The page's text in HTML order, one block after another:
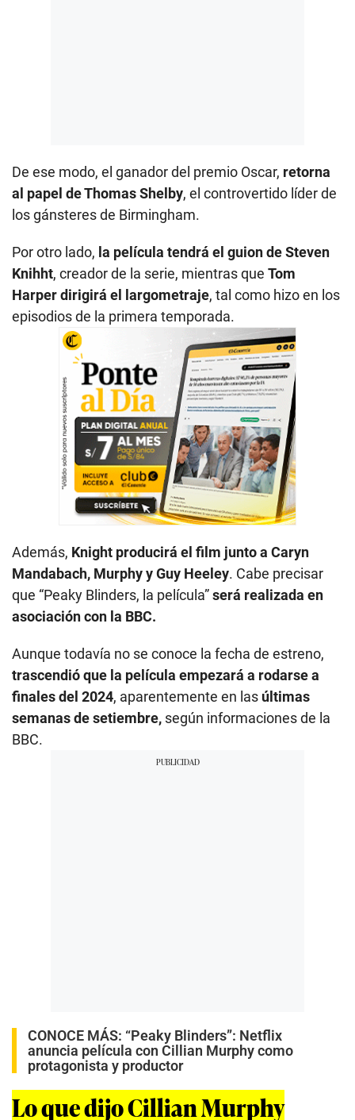
De ese modo, el ganador del premio Oscar, retorna
al papel de Thomas Shelby, el controvertido líder de
los gánsteres de Birmingham.
Por otro lado, la película tendrá el guion de Steven
Knihht, creador de la serie, mientras que Tom
Harper dirigirá el largometraje, tal como hizo en los
episodios de la primera temporada.
Además, Knight producirá el film junto a Caryn
Mandabach, Murphy y Guy Heeley. Cabe precisar
que “Peaky Blinders, la película”será realizada en
asociación con la BBC.
Aunque todavía no se conoce la fecha de estreno,
trascendió que la película empezará a rodarse a
finales del 2024, aparentemente en las últimas
semanas de setiembre, según informaciones de la
BBC.
CONOCE MÁS: “Peaky Blinders”: Netflix
anuncia película con Cillian Murphy como
protagonista y productor
Lo que dijo Cillian Murphy